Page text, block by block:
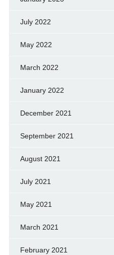
July 2022
May 2022
March 2022
January 2022
December 2021
September 2021
August 2021
July 2021
May 2021
March 2021
February 2021